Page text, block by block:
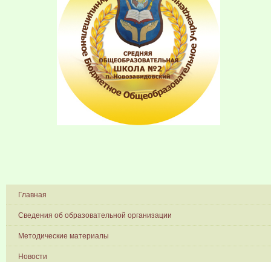
Главная
Сведения об образовательной организации
Методические материалы
Новости